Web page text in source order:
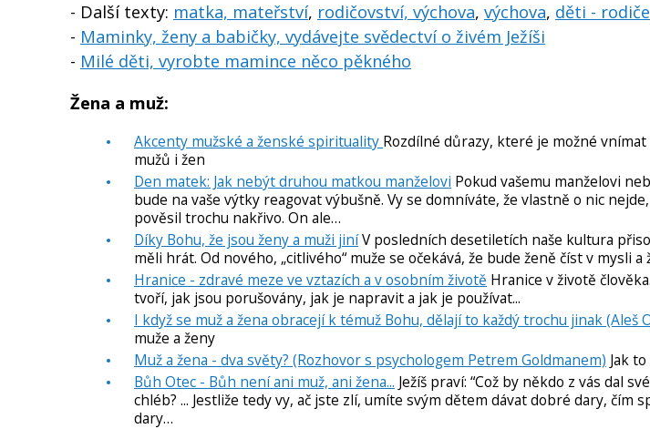
- Další texty: matka, mateřství, rodičovství, výchova, výchova, děti - rodiče
- Maminky, ženy a babičky, vydávejte svědectví o živém Ježíši
- Milé děti, vyrobte mamince něco pěkného
Žena a muž:
Akcenty mužské a ženské spirituality Rozdílné důrazy, které je možné
mužů i žen
Den matek: Jak nebýt druhou matkou manželovi Pokud vašemu manželovi
bude na vaše výtky reagovat výbušně. Vy se domníváte, že vlastně o nic
pověsil trochu nakřivo. On ale…
Díky Bohu, že jsou ženy a muži jiníV posledních desetiletích naše kultura
měli hrát. Od nového, „citlivého“ muže se očekává, že bude ženě číst v mysli
Hranice - zdravé meze ve vztazích a v osobním životě Hranice v životě
tvoří, jak jsou porušovány, jak je napravit a jak je používat...
I když se muž a žena obracejí k témuž Bohu, dělají to každý trochu jinak (Aleš
muže a ženy
Muž a žena - dva světy? (Rozhovor s psychologem Petrem Goldmanem) Jak
Bůh Otec - Bůh není ani muž, ani žena... Ježíš praví: “Což by někdo z vás dal
chléb? ... Jestliže tedy vy, ač jste zlí, umíte svým dětem dávat dobré dary, čím
dary…